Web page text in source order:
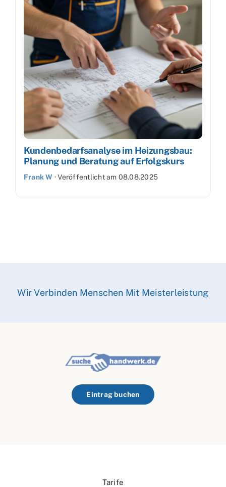
Kundenbedarfsanalyse im Heizungsbau:
Planung und Beratung auf Erfolgskurs
Frank W ·Veröffentlicht am 08.08.2025
Wir Verbinden Menschen Mit Meisterleistung
Eintrag buchen
Tarife